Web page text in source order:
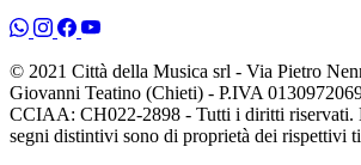
© 2021 Città della Musica srl - Via Pietro
Giovanni Teatino (Chieti) - P.IVA
CCIAA: CH022-2898 - Tutti i diritti riservati.
segni distintivi sono di proprietà dei rispettivi